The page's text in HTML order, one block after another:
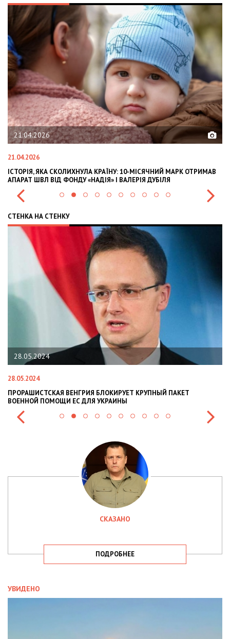
21.04.2026
21.04.2026
ІСТОРІЯ, ЯКА СКОЛИХНУЛА КРАЇНУ: 10-МІСЯЧНИЙ МАРК ОТРИМАВ
АПАРАТ ШВЛ ВІД ФОНДУ «НАДІЯ» І ВАЛЕРІЯ ДУБІЛЯ
СТЕНКА НА СТЕНКУ
28.05.2024
28.05.2024
ПРОРАШИСТСКАЯ ВЕНГРИЯ БЛОКИРУЕТ КРУПНЫЙ ПАКЕТ
ВОЕННОЙ ПОМОЩИ ЕС ДЛЯ УКРАИНЫ
СКАЗАНО
ПОДРОБНЕЕ
УВИДЕНО